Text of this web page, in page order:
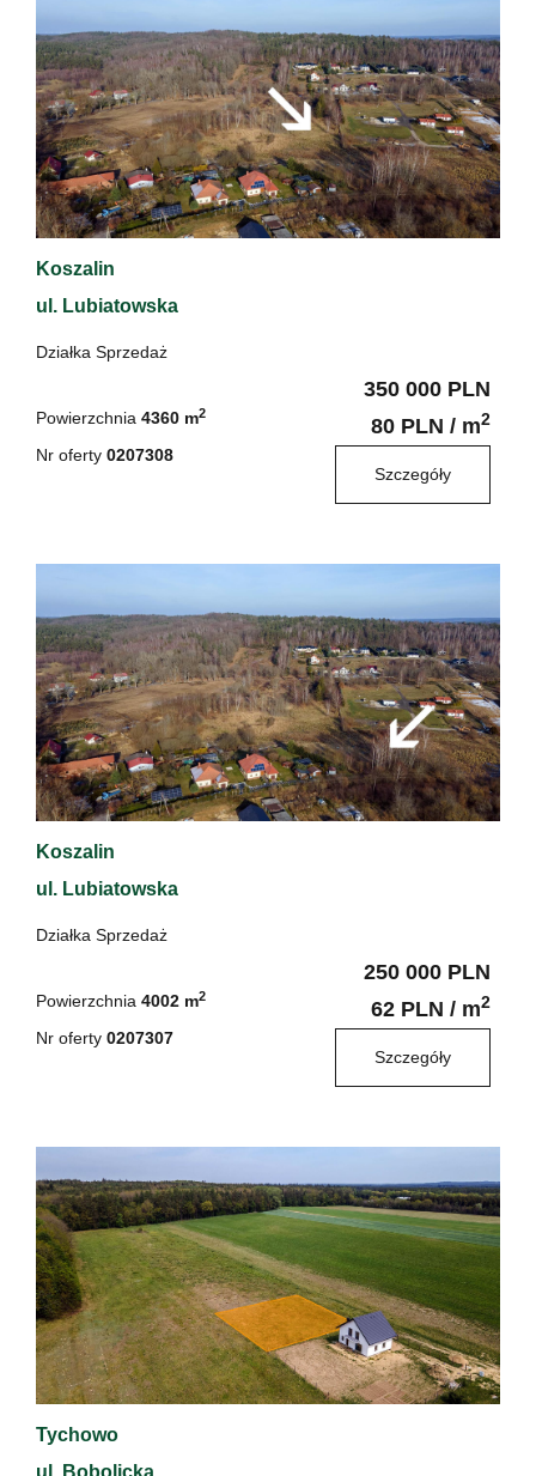
Koszalin
ul. Lubiatowska
Działka Sprzedaż
Powierzchnia 4360 m2
Nr oferty 0207308
350 000 PLN
80 PLN / m2
Szczegóły
Koszalin
ul. Lubiatowska
Działka Sprzedaż
Powierzchnia 4002 m2
Nr oferty 0207307
250 000 PLN
62 PLN / m2
Szczegóły
Tychowo